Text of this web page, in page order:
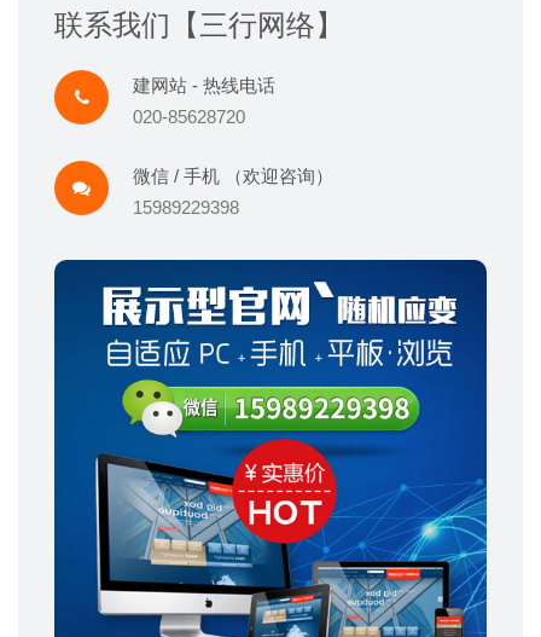
联系我们【三行网络】
建网站 - 热线电话
020-85628720
微信 / 手机 （欢迎咨询）
15989229398